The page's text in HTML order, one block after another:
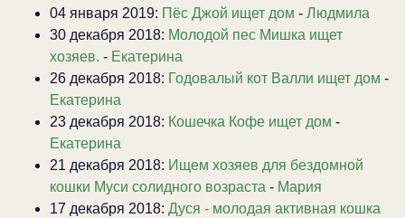
04 января 2019: Пёс Джой ищет дом - Людмила
30 декабря 2018: Молодой пес Мишка ищет
хозяев. - Екатерина
26 декабря 2018: Годовалый кот Валли ищет дом -
Екатерина
23 декабря 2018: Кошечка Кофе ищет дом -
Екатерина
21 декабря 2018: Ищем хозяев для бездомной
кошки Муси солидного возраста - Мария
17 декабря 2018: Дуся - молодая активная кошка